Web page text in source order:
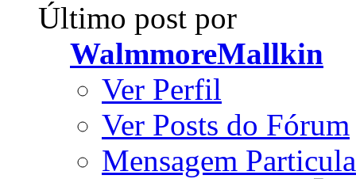
Último post por
WalmmoreMallkin
Ver Perfil
Ver Posts do Fórum
Mensagem